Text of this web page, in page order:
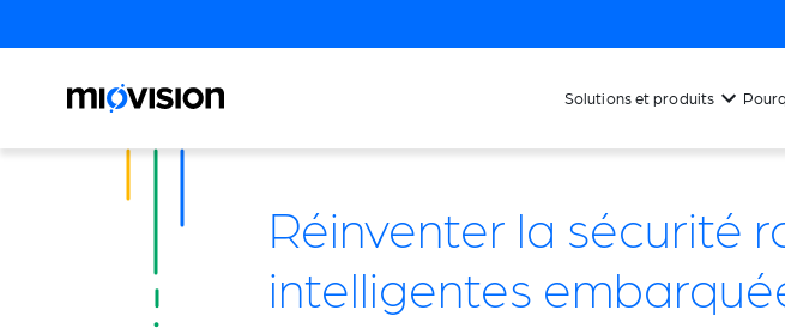
Solutions et produits
Réinventer la sécurité
intelligentes